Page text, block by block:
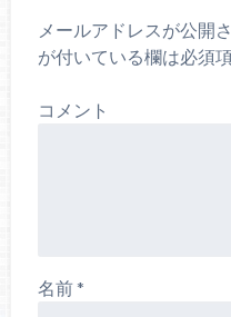
メールアドレスが公開
が付いている欄は必須
コメント
名前*